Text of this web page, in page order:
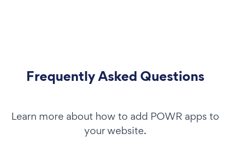
Frequently Asked Questions
Learn more about how to add POWR apps to
your website.